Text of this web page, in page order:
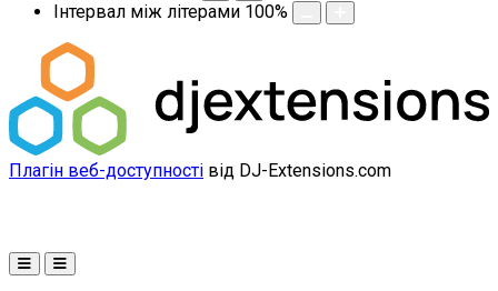
Інтервал між літерами 100%
Плагін веб-доступності від DJ-Extensions.com